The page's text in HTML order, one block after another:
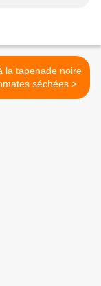
la tapenade noire
et aux tomates séchées >